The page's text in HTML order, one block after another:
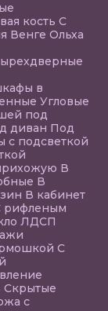
кость С
Венге Ольха
в
Угловые
под
диван Под
с подсветкой
В
В
В кабинет
рифленым
ЛДСП
С
Скрытые
с